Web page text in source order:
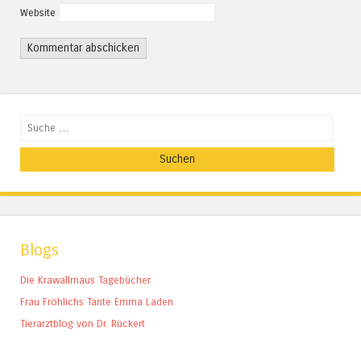
Website
Suchen
Blogs
Die Krawallmaus Tagebücher
Frau Fröhlichs Tante Emma Laden
Tierarztblog von Dr. Rückert